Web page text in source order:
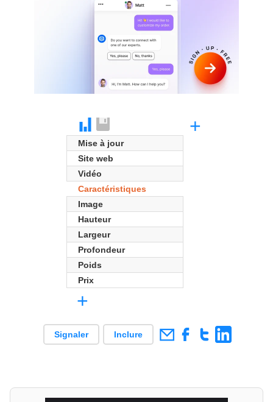
Mise à jour
Site web
Vidéo
Caractéristiques
Image
Hauteur
Largeur
Profondeur
Poids
Prix
+
+
Signaler Inclure